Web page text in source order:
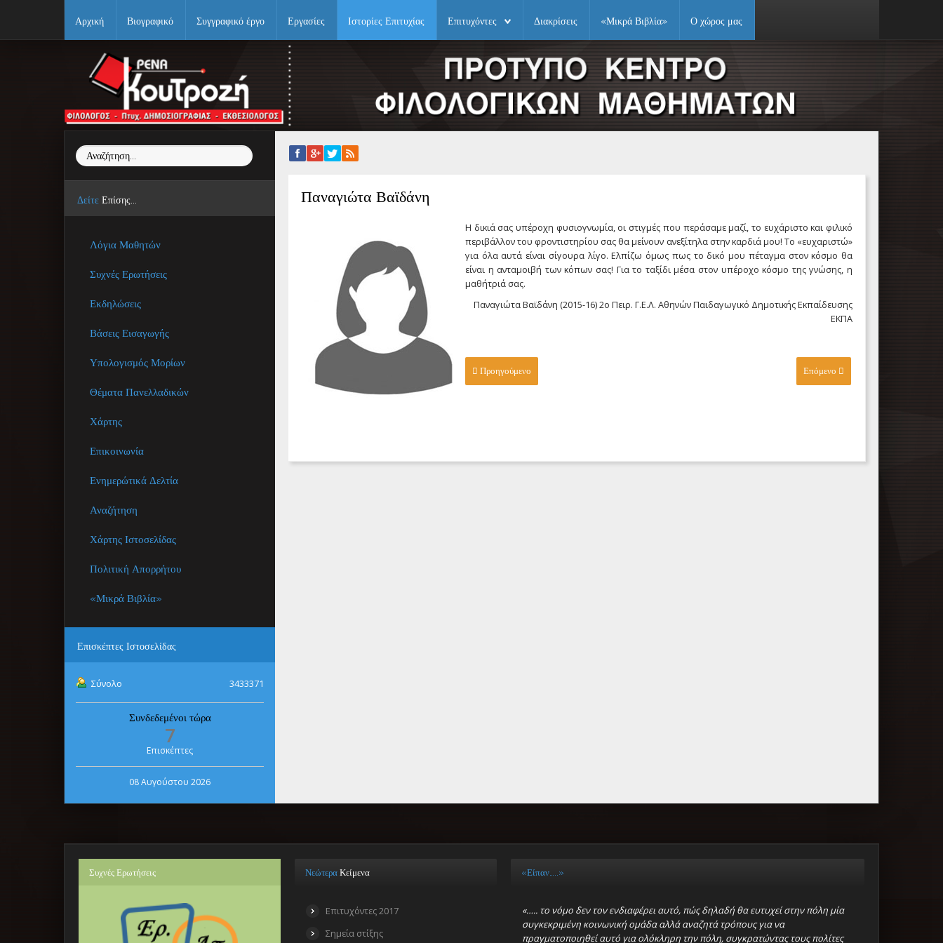
Συγγραφικό έργο
Επιτυχόντες
Αρχική Βιογραφικό Συγγραφικό έργο Εργασίες Ιστορίες Επιτυχίας Επιτυχόντες Διακρίσεις «Μικρά Βιβλία» Ο χώρος μας
Παναγιώτα Βαϊδάνη
Η δικιά σας υπέροχη φυσιογνωμία, οι στιγμές που περάσαμε μαζί, το ευχάριστο και φιλικό
περιβάλλον του φροντιστηρίου σας θα μείνουν ανεξίτηλα στην καρδιά μου! Το «ευχαριστώ»
για όλα αυτά είναι σίγουρα λίγο. Ελπίζω όμως πως το δικό μου πέταγμα στον κόσμο θα
είναι η ανταμοιβή των κόπων σας! Για το ταξίδι μέσα στον υπέροχο κόσμο της γνώσης, η
μαθήτριά σας.
Παναγιώτα Βαϊδάνη (2015-16) 2ο Πειρ. Γ.Ε.Λ. Αθηνών Παιδαγωγικό Δημοτικής Εκπαίδευσης
ΕΚΠΑ
Προηγούμενο Επόμενο
Αναζήτηση...
Δείτε Επίσης...
Λόγια Μαθητών
Συχνές Ερωτήσεις
Εκδηλώσεις
Βάσεις Εισαγωγής
Υπολογισμός Μορίων
Θέματα Πανελλαδικών
Χάρτης
Επικοινωνία
Ενημερώτικά Δελτία
Αναζήτηση
Χάρτης Ιστοσελίδας
Πολιτική Απορρήτου
«Μικρά Βιβλία»
Επισκέπτες Ιστοσελίδας
Σύνολο 3433371
Συνδεδεμένοι τώρα
7
Επισκέπτες
08 Αυγούστου 2026
Συχνές Ερωτήσεις Νεώτερα Κείμενα
Επιτυχόντες 2017
Σημεία στίξης
«Είπαν…..»
«….. το νόμο δεν τον ενδιαφέρει αυτό, πώς δηλαδή θα ευτυχεί στην πόλη μία
συγκεκριμένη κοινωνική ομάδα αλλά αναζητά τρόπους για να
πραγματοποιηθεί αυτό για ολόκληρη την πόλη, συγκρατώντας τους πολίτες